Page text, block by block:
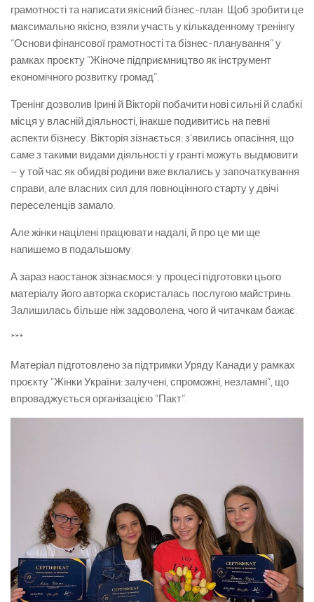
грамотності та написати якісний бізнес-план. Щоб зробити це
максимально якісно, взяли участь у кількаденному тренінгу
“Основи фінансової грамотності та бізнес-планування” у
рамках проєкту “Жіноче підприємництво як інструмент
економічного розвитку громад”.
Тренінг дозволив Ірині й Вікторії побачити нові сильні й слабкі
місця у власній діяльності, інакше подивитись на певні
аспекти бізнесу. Вікторія зізнається: з’явились опасіння, що
саме з такими видами діяльності у гранті можуть выдмовити
– у той час як обидві родини вже вклались у започаткування
справи, але власних сил для повноцінного старту у двічі
переселенців замало.
Але жінки націлені працювати надалі, й про це ми ще
напишемо в подальшому.
А зараз наостанок зізнаємося: у процесі підготовки цього
матеріалу його авторка скористалась послугою майстринь.
Залишилась більше ніж задоволена, чого й читачкам бажає.
***
Матеріал підготовлено за підтримки Уряду Канади у рамках
проєкту “Жінки України: залучені, спроможні, незламні”, що
впроваджується організацією “Пакт”.